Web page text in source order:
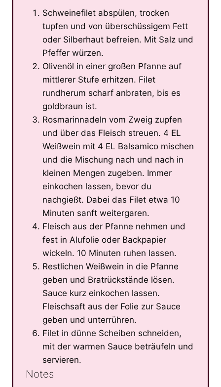
Schweinefilet abspülen, trocken
tupfen und von überschüssigem Fett
oder Silberhaut befreien. Mit Salz und
Pfeffer würzen.
Olivenöl in einer großen Pfanne auf
mittlerer Stufe erhitzen. Filet
rundherum scharf anbraten, bis es
goldbraun ist.
Rosmarinnadeln vom Zweig zupfen
und über das Fleisch streuen. 4 EL
Weißwein mit 4 EL Balsamico mischen
und die Mischung nach und nach in
kleinen Mengen zugeben. Immer
einkochen lassen, bevor du
nachgießt. Dabei das Filet etwa 10
Minuten sanft weitergaren.
Fleisch aus der Pfanne nehmen und
fest in Alufolie oder Backpapier
wickeln. 10 Minuten ruhen lassen.
Restlichen Weißwein in die Pfanne
geben und Bratrückstände lösen.
Sauce kurz einkochen lassen.
Fleischsaft aus der Folie zur Sauce
geben und unterrühren.
Filet in dünne Scheiben schneiden,
mit der warmen Sauce beträufeln und
servieren.
Notes